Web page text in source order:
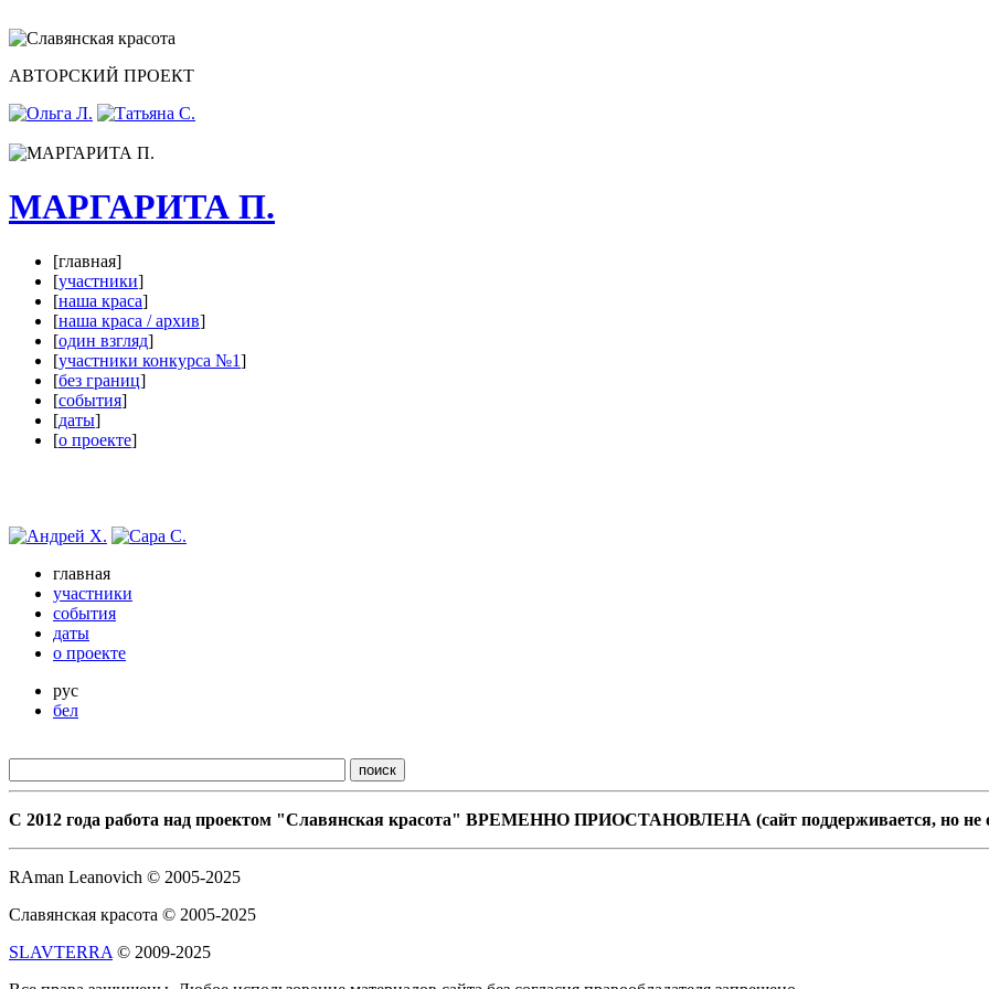
АВТОРСКИЙ ПРОЕКТ
МАРГАРИТА П.
[главная]
[участники]
[наша краса]
[наша краса / архив]
[один взгляд]
[участники конкурса №1]
[без границ]
[события]
[даты]
[о проекте]
главная
участники
события
даты
о проекте
рус
бел
С 2012 года работа над проектом "Славянская красота" ВРЕМЕННО ПРИОСТАНОВЛЕНА (сайт поддерживается, но не
RAman Leanovich © 2005-2025
Славянская красота © 2005-2025
SLAVTERRA © 2009-2025